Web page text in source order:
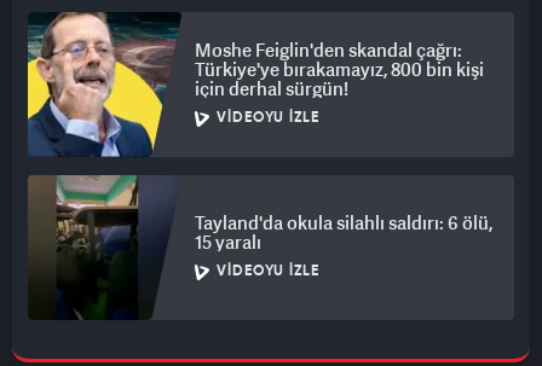
Moshe Feiglin'den skandal çağrı:
Türkiye'ye bırakamayız, 800 bin kişi
için derhal sürgün!
VIDEOYU İZLE
Tayland'da okula silahlı saldırı: 6 ölü,
15 yaralı
VIDEOYU İZLE